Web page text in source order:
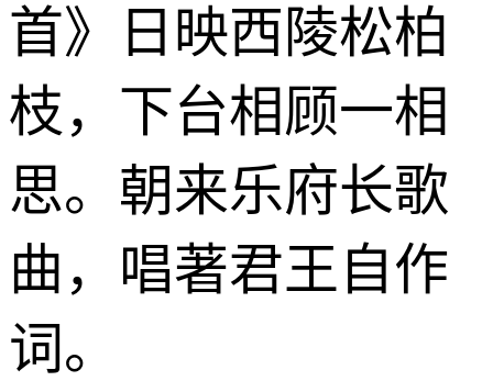
首》日映西陵松柏
枝，下台相顾一相
思。朝来乐府长歌
曲，唱著君王自作
词。